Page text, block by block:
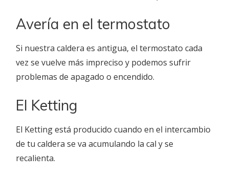
Avería en el termostato
Si nuestra caldera es antigua, el termostato cada
vez se vuelve más impreciso y podemos sufrir
problemas de apagado o encendido.
El Ketting
El Ketting está producido cuando en el intercambio
de tu caldera se va acumulando la cal y se
recalienta.